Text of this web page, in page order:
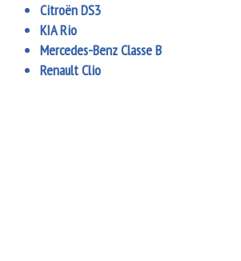
Citroën DS3
KIA Rio
Mercedes-Benz Classe B
Renault Clio